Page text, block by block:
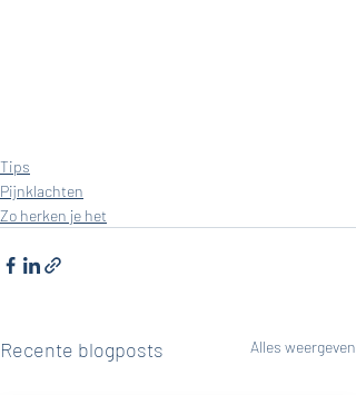
Tips
Pijnklachten
Zo herken je het
Recente blogposts Alles weergeven